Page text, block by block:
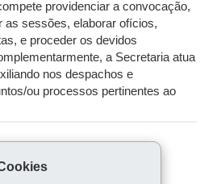
providenciar a convocação,
as sessões, elaborar ofícios,
e proceder os devidos
a Secretaria atua
nos despachos e
ou processos pertinentes ao